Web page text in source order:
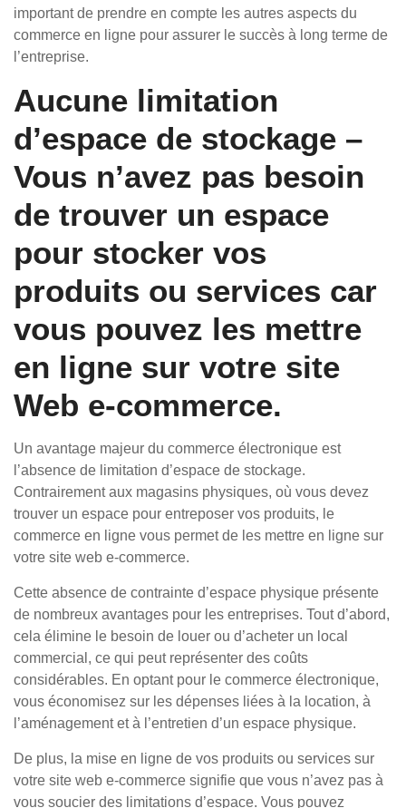
important de prendre en compte les autres aspects du
commerce en ligne pour assurer le succès à long terme de
l’entreprise.
Aucune limitation
d’espace de stockage –
Vous n’avez pas besoin
de trouver un espace
pour stocker vos
produits ou services car
vous pouvez les mettre
en ligne sur votre site
Web e-commerce.
Un avantage majeur du commerce électronique est
l’absence de limitation d’espace de stockage.
Contrairement aux magasins physiques, où vous devez
trouver un espace pour entreposer vos produits, le
commerce en ligne vous permet de les mettre en ligne sur
votre site web e-commerce.
Cette absence de contrainte d’espace physique présente
de nombreux avantages pour les entreprises. Tout d’abord,
cela élimine le besoin de louer ou d’acheter un local
commercial, ce qui peut représenter des coûts
considérables. En optant pour le commerce électronique,
vous économisez sur les dépenses liées à la location, à
l’aménagement et à l’entretien d’un espace physique.
De plus, la mise en ligne de vos produits ou services sur
votre site web e-commerce signifie que vous n’avez pas à
vous soucier des limitations d’espace. Vous pouvez